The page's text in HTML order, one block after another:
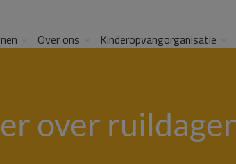
Over ons Kinderopvangorganisatie
over